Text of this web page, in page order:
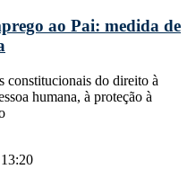
ao Pai: medida de
constitucionais do direito à
humana, à proteção à
13:20